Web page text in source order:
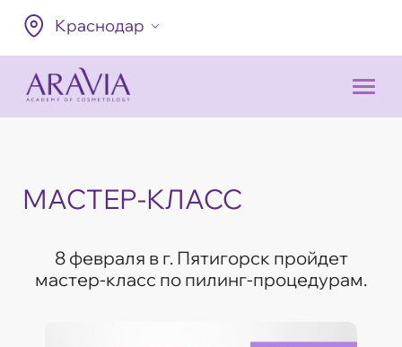
Краснодар
МАСТЕР-КЛАСС
8 февраля в г. Пятигорск пройдет
мастер-класс по пилинг-процедурам.